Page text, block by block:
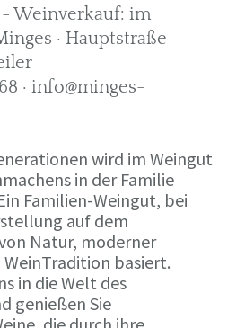
Weinverkauf: im
· Hauptstraße
· info@minges-
wird im Weingut
in der Familie
Familien-Weingut, bei
auf dem
Natur, moderner
basiert.
in die Welt des
genießen Sie